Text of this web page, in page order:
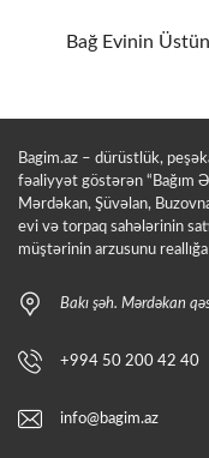
Bağ Evinin
Bagim.az – dürüstlük,
fəaliyyət göstərən “Bağım
Mərdəkan, Şüvəlan,
evi və torpaq sahələrinin
müştərinin arzusunu
Bakı şəh. Mərdəkan
+994 50 200 42 40
info@bagim.az